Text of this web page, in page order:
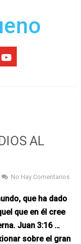
AL
No Hay Comentarios
que ha dado
que en él cree
Juan 3:16 …
sobre el gran